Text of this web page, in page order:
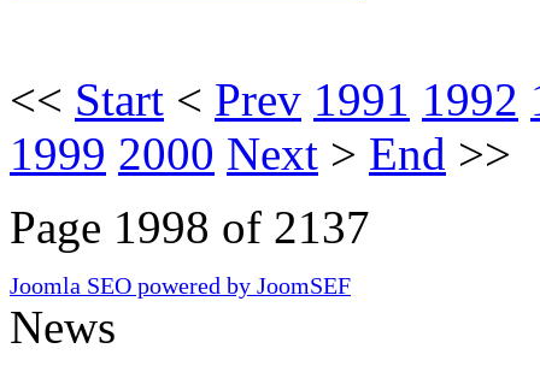
<< Start < Prev 1991 1992
1999 2000 Next > End >>
Page 1998 of 2137
Joomla SEO powered by JoomSEF
News